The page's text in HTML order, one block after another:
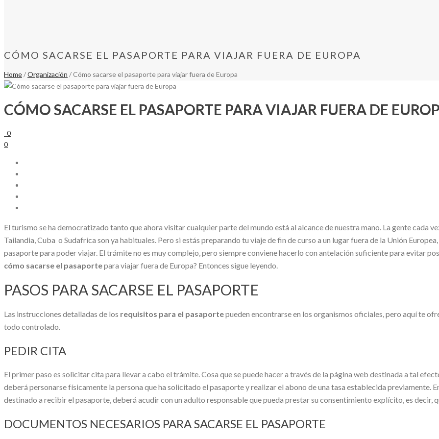
CÓMO SACARSE EL PASAPORTE PARA VIAJAR FUERA DE EUROPA
Home/Organización / Cómo sacarse el pasaporte para viajar fuera de Europa
CÓMO SACARSE EL PASAPORTE PARA VIAJAR FUERA DE
0
0
El turismo se ha democratizado tanto que ahora visitar cualquier parte del mundo está al alcance de nuestra mano. La gente cada
Tailandia, Cuba o Sudafrica son ya habituales. Pero si estás preparando tu viaje de fin de curso a un lugar fuera de la Unión
pasaporte para poder viajar. El trámite no es muy complejo, pero siempre conviene hacerlo con antelación suficiente para evitar
cómo sacarse el pasaportepara viajar fuera de Europa? Entonces sigue leyendo.
PASOS PARA SACARSE EL PASAPORTE
Las instrucciones detalladas de los requisitos para el pasaportepueden encontrarse en los organismos oficiales, pero aquí te
todo controlado.
PEDIR CITA
El primer paso es solicitar cita para llevar a cabo el trámite. Cosa que se puede hacer a través de la página web destinada a tal
deberá personarse físicamente la persona que ha solicitado el pasaporte y realizar el abono de una tasa establecida previamente.
destinado a recibir el pasaporte, deberá acudir con un adulto responsable que pueda prestar su consentimiento explícito, es decir,
DOCUMENTOS NECESARIOS PARA SACARSE EL PASAPORTE